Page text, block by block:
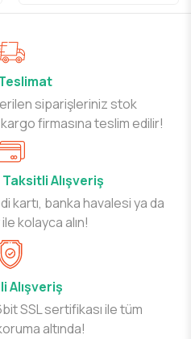
Teslimat
siparişleriniz stok
firmasına teslim edilir!
Alışveriş
kartı, banka havalesi ya da
kolayca alın!
Alışveriş
SSL sertifikası ile tüm
altında!